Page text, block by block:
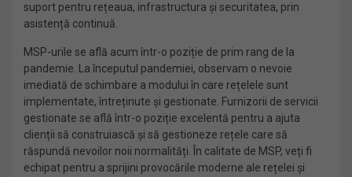
suport pentru rețeaua, infrastructura și securitatea, prin
asistență continuă.
MSP-urile se află acum într-o poziție de prim rang de la
pandemie. La începutul pandemiei, observam o nevoie
imediată de schimbare a modului în care rețelele sunt
implementate, întreținute și gestionate. Furnizorii de servicii
gestionate se află într-o poziție excelentă pentru a ajuta
clienții să construiască și să gestioneze rețele care să
răspundă nevoilor noii normalități. În calitate de MSP, veți fi
echipat pentru a sprijini provocările moderne ale rețelei și